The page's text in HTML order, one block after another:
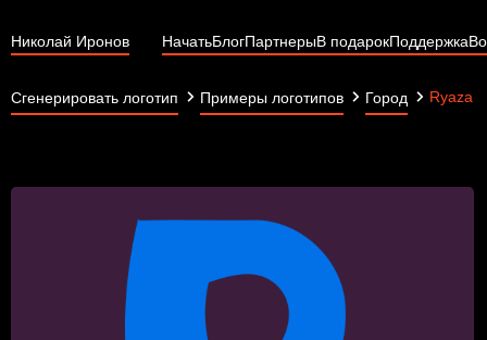
Николай Иронов НачатьБлогПартнерыВ подарокПоддержка
Сгенерировать логотип Примеры логотипов Город